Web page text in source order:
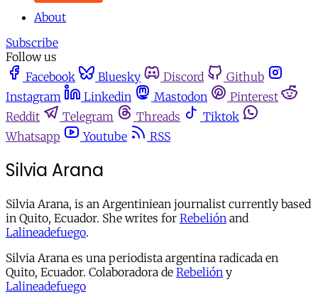
About
Subscribe
Follow us
Facebook
Bluesky Discord
Github
Instagram
Linkedin Mastodon
Pinterest
Reddit
Telegram Threads
Tiktok
Whatsapp
Youtube RSS
Silvia Arana
Silvia Arana, is an Argentiniean journalist currently based
in Quito, Ecuador. She writes for Rebelión and
Lalineadefuego.
Silvia Arana es una periodista argentina radicada en
Quito, Ecuador. Colaboradora de Rebelión y
Lalineadefuego